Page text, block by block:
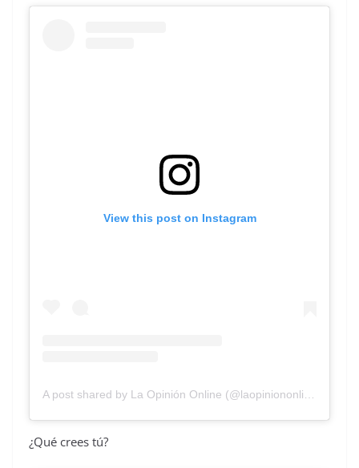
View this post on Instagram
A post shared by La Opinión Online (@laopiniononline)
¿Qué crees tú?